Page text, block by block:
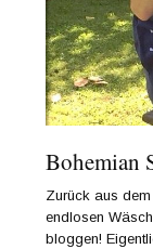
Bohemian
Zurück aus
endlosen
bloggen!